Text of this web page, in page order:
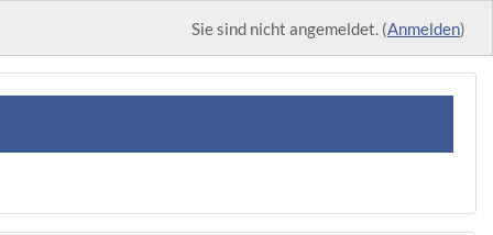
Sie sind nicht angemeldet. (Anmelden)